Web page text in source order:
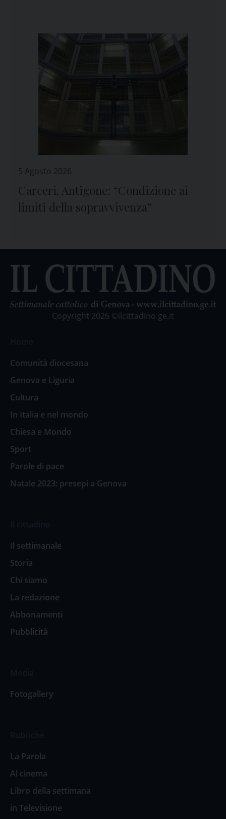
5 Agosto 2026
Carceri. Antigone: “Condizione ai
limiti della sopravvivenza”
Copyright 2026 ©ilcittadino.ge.it
Comunità diocesana
Genova e Liguria
Cultura
In Italia e nel mondo
Chiesa e Mondo
Sport
Parole di pace
Natale 2023: presepi a Genova
Il settimanale
Storia
Chi siamo
La redazione
Abbonamenti
Pubblicità
Fotogallery
La Parola
Al cinema
Libro della settimana
in Televisione